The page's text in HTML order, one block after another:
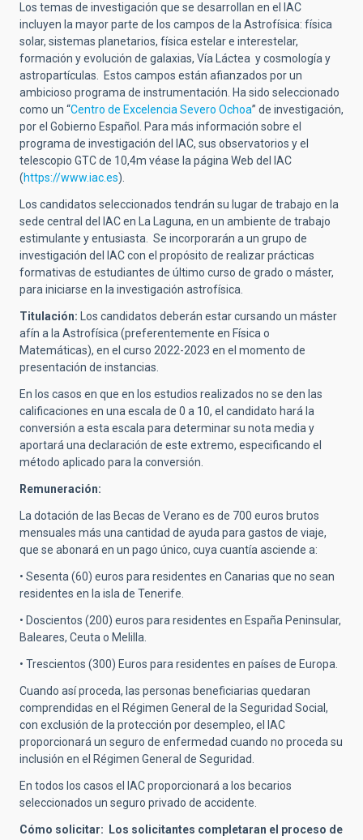
Los temas de investigación que se desarrollan en el IAC
incluyen la mayor parte de los campos de la Astrofísica: física
solar, sistemas planetarios, física estelar e interestelar,
formación y evolución de galaxias, Vía Láctea y cosmología y
astropartículas. Estos campos están afianzados por un
ambicioso programa de instrumentación. Ha sido seleccionado
como un “Centro de Excelencia Severo Ochoa” de investigación,
por el Gobierno Español. Para más información sobre el
programa de investigación del IAC, sus observatorios y el
telescopio GTC de 10,4m véase la página Web del IAC
(https://www.iac.es).
Los candidatos seleccionados tendrán su lugar de trabajo en la
sede central del IAC en La Laguna, en un ambiente de trabajo
estimulante y entusiasta. Se incorporarán a un grupo de
investigación del IAC con el propósito de realizar prácticas
formativas de estudiantes de último curso de grado o máster,
para iniciarse en la investigación astrofísica.
Titulación: Los candidatos deberán estar cursando un máster
afín a la Astrofísica (preferentemente en Física o
Matemáticas), en el curso 2022-2023 en el momento de
presentación de instancias.
En los casos en que en los estudios realizados no se den las
calificaciones en una escala de 0 a 10, el candidato hará la
conversión a esta escala para determinar su nota media y
aportará una declaración de este extremo, especificando el
método aplicado para la conversión.
Remuneración:
La dotación de las Becas de Verano es de 700 euros brutos
mensuales más una cantidad de ayuda para gastos de viaje,
que se abonará en un pago único, cuya cuantía asciende a:
• Sesenta (60) euros para residentes en Canarias que no sean
residentes en la isla de Tenerife.
• Doscientos (200) euros para residentes en España Peninsular,
Baleares, Ceuta o Melilla.
• Trescientos (300) Euros para residentes en países de Europa.
Cuando así proceda, las personas beneficiarias quedaran
comprendidas en el Régimen General de la Seguridad Social,
con exclusión de la protección por desempleo, el IAC
proporcionará un seguro de enfermedad cuando no proceda su
inclusión en el Régimen General de Seguridad.
En todos los casos el IAC proporcionará a los becarios
seleccionados un seguro privado de accidente.
Cómo solicitar: Los solicitantes completaran el proceso de